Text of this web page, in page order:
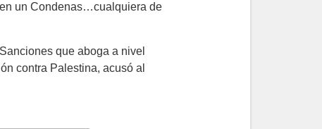
en un Condenas…cualquiera de
que aboga a nivel
contra Palestina, acusó al